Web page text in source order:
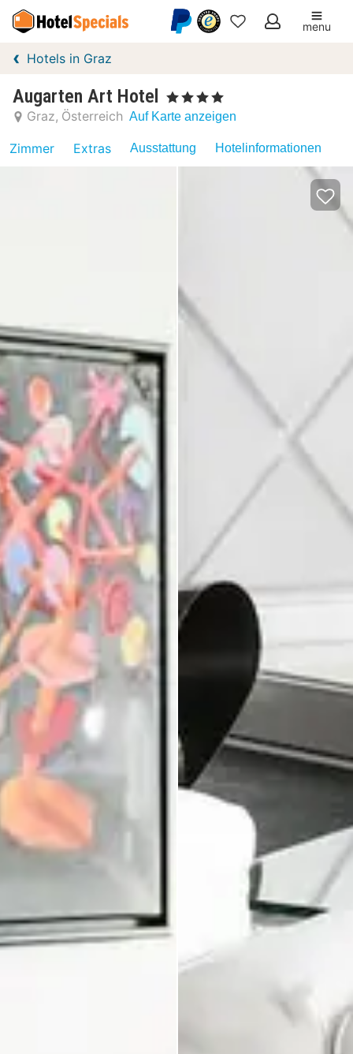
Meine
menu
Hotels in Graz
Augarten Art Hotel , 4 Sterne
Graz Österreich Auf Karte anzeigen
Zimmer Extras Ausstattung Hotelinformationen